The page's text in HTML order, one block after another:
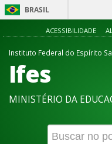
BRASIL
ACESSIBILIDADE
Instituto Federal do Espírito
Ifes
MINISTÉRIO DA